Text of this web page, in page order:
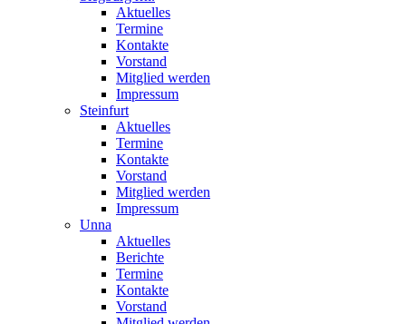
Aktuelles
Termine
Kontakte
Vorstand
Mitglied werden
Impressum
Steinfurt
Aktuelles
Termine
Kontakte
Vorstand
Mitglied werden
Impressum
Unna
Aktuelles
Berichte
Termine
Kontakte
Vorstand